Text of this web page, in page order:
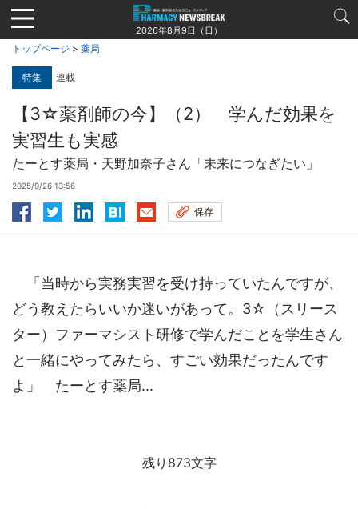
Jump
to
navigation
2026年8月9日（日）
トップページ > 薬局
特集 連載
【3☆薬剤師の今】（2） 学んだ効果を
実習生も実感
たーとす薬局・天野加奈子さん「未来につなぎたい」
2025/9/26 13:56
保存
「当時から実務実習を受け持っていたんですが、
どう教えたらいいか迷いがあって。3☆（スリース
ター）ファーマシスト研修で学んだことを学生さん
と一緒にやってみたら、すごい効果だったんです
よ」 たーとす薬局...
残り873文字